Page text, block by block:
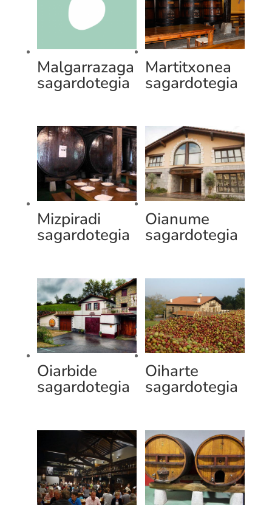
Malgarrazaga
sagardotegia
Martitxonea
sagardotegia
Mizpiradi
sagardotegia
Oianume
sagardotegia
Oiarbide
sagardotegia
Oiharte
sagardotegia